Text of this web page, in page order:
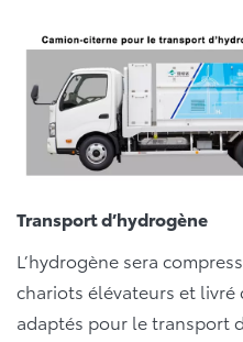
Transport d’hydrogène
L’hydrogène sera
chariots élévateurs et livré
adaptés pour le transport